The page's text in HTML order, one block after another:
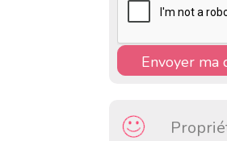
Envoyer ma